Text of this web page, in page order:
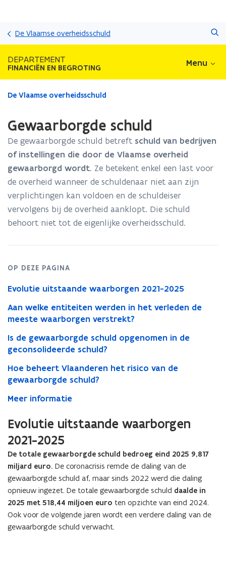
De Vlaamse overheidsschuld
DEPARTEMENT
FINANCIËN EN BEGROTING Menu
Gedaan
bevindt
op:
Gewaarborgde
schuld
De Vlaamse overheidsschuld
Gewaarborgde schuld
De gewaarborgde schuld betreft schuld van bedrijven
of instellingen die door de Vlaamse overheid
gewaarborgd wordt. Ze betekent enkel een last voor
de overheid wanneer de schuldenaar niet aan zijn
verplichtingen kan voldoen en de schuldeiser
vervolgens bij de overheid aanklopt. Die schuld
behoort niet tot de eigenlijke overheidsschuld.
OP DEZE PAGINA
Evolutie uitstaande waarborgen 2021-2025
Aan welke entiteiten werden in het verleden de
meeste waarborgen verstrekt?
Is de gewaarborgde schuld opgenomen in de
geconsolideerde schuld?
Hoe beheert Vlaanderen het risico van de
gewaarborgde schuld?
Meer informatie
Evolutie uitstaande waarborgen
2021-2025
De totale gewaarborgde schuld bedroeg eind 2025 9,817
miljard euro. De coronacrisis remde de daling van de
gewaarborgde schuld af, maar sinds 2022 werd die daling
opnieuw ingezet. De totale gewaarborgde schuld daalde in
2025 met 518,44 miljoen euro ten opzichte van eind 2024.
Ook voor de volgende jaren wordt een verdere daling van de
gewaarborgde schuld verwacht.